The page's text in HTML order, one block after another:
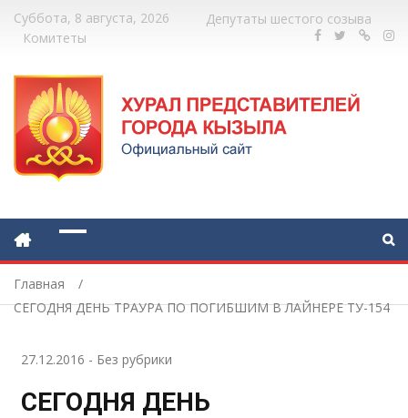
Суббота, 8 августа, 2026
Депутаты шестого созыва
Комитеты
Главная
СЕГОДНЯ ДЕНЬ ТРАУРА ПО ПОГИБШИМ В ЛАЙНЕРЕ ТУ-154
27.12.2016 - Без рубрики
СЕГОДНЯ ДЕНЬ